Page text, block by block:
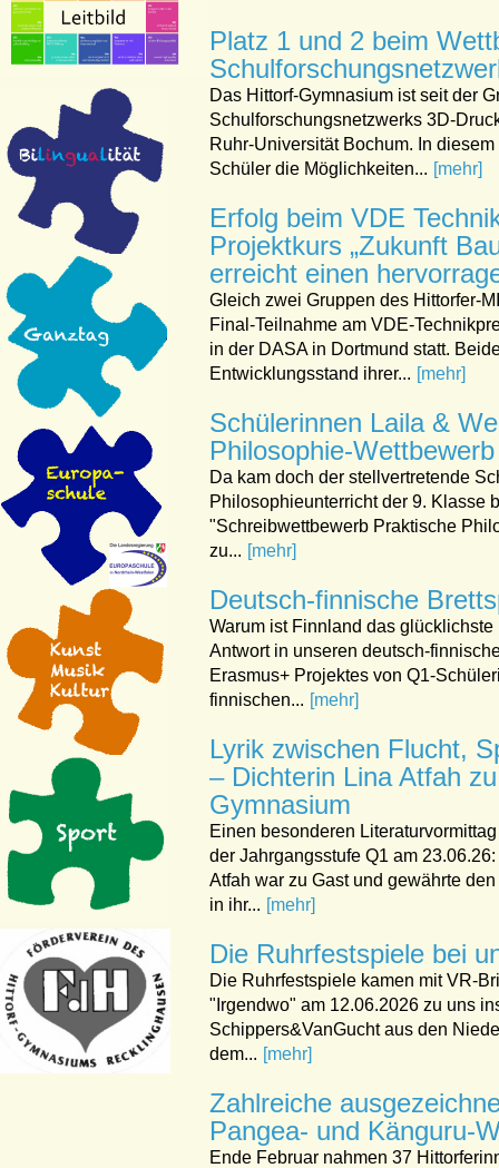
Platz 1 und 2 beim
Das Hittorf-Gymnasium ist seit der
Schulforschungsnetzwerks 3D-
Ruhr-Universität Bochum. In
Schüler die Möglichkeiten... [mehr]
Erfolg beim VDE
Projektkurs „Zukunft
erreicht einen
Gleich zwei Gruppen des Hittorfer-
Final-Teilnahme am VDE-
in der DASA in Dortmund statt.
Entwicklungsstand ihrer... [mehr]
Schülerinnen Laila &
Philosophie-
Da kam doch der stellvertretende
Philosophieunterricht der 9. Klasse
"Schreibwettbewerb Praktische
zu... [mehr]
Deutsch-finnische
Warum ist Finnland das
Antwort in unseren deutsch-
Erasmus+ Projektes von Q1-
finnischen... [mehr]
Lyrik zwischen Flucht,
– Dichterin Lina Atfah
Gymnasium
Einen besonderen
der Jahrgangsstufe Q1 am
Atfah war zu Gast und gewährte
in ihr... [mehr]
Die Ruhrfestspiele bei
Die Ruhrfestspiele kamen mit VR-
"Irgendwo" am 12.06.2026 zu uns
Schippers&VanGucht aus den
dem... [mehr]
Zahlreiche
Pangea- und Känguru-
Ende Februar nahmen 37